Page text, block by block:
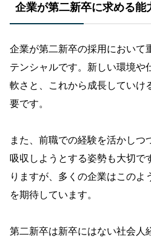
企業が第二新卒に求める能
企業が第二新卒の採用において
テンシャルです。新しい環境や
軟さと、これから成長していけ
要です。
また、前職での経験を活かしつ
吸収しようとする姿勢も大切で
りますが、多くの企業はこのよ
を期待しています。
第二新卒は新卒にはない社会人